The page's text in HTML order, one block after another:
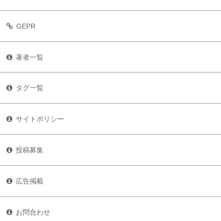
GEPR
著者一覧
タグ一覧
サイトポリシー
投稿募集
広告掲載
お問合わせ